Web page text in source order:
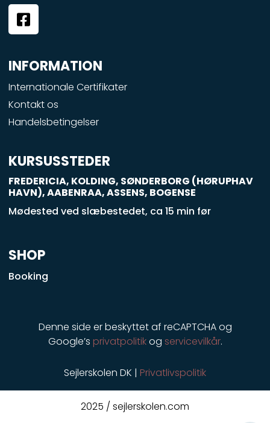
F
a
c
e
b
o
o
k
-
q
u
a
r
INFORMATION
Internationale Certifikater
Kontakt os
Handelsbetingelser
KURSUSSTEDER
FREDERICIA, KOLDING, SØNDERBORG (HØRUPHAV
HAVN), AABENRAA, ASSENS, BOGENSE
Mødested ved slæbestedet, ca 15 min før
SHOP
Booking
Denne side er beskyttet af reCAPTCHA og
Google’s privatpolitikog servicevilkår.
Sejlerskolen DK | Privatlivspolitik
2025 / sejlerskolen.com